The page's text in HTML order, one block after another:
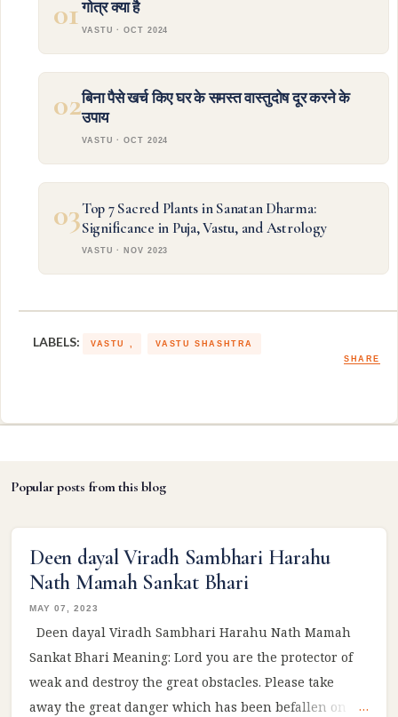
01गोत्र क्या है
VASTU · OCT 2024
02बिना पैसे खर्च किए घर के समस्त वास्तुदोष दूर करने के
उपाय
VASTU · OCT 2024
03Top 7 Sacred Plants in Sanatan Dharma:
Significance in Puja, Vastu, and Astrology
VASTU · NOV 2023
LABELS: VASTU
VASTU SHASHTRA
SHARE
Popular posts from this blog
Deen dayal Viradh Sambhari Harahu
Nath Mamah Sankat Bhari
MAY 07, 2023
Deen dayal Viradh Sambhari Harahu Nath Mamah
Sankat Bhari Meaning: Lord you are the protector of
weak and destroy the great obstacles. Please take
away the great danger which has been befallen on